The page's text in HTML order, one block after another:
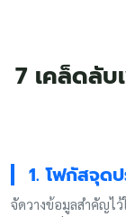
7 เคล็ดลับ
1. โฟกัสจุด
จัดวางข้อมูลสำคัญไ